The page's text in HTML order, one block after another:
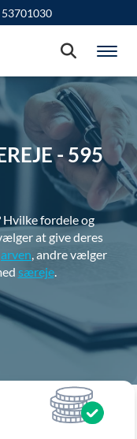
53701030
Vis
Søg
- 595
fordele og
at give deres
arven, andre vælger
særeje.